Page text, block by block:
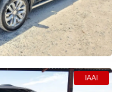
IAAI